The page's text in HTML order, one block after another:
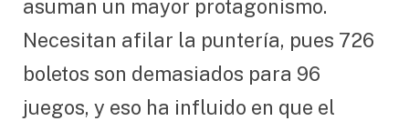
asuman un mayor protagonismo.
Necesitan afilar la puntería, pues 726
boletos son demasiados para 96
juegos, y eso ha influido en que el